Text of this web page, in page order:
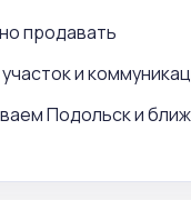
продавать
и
Подольск и